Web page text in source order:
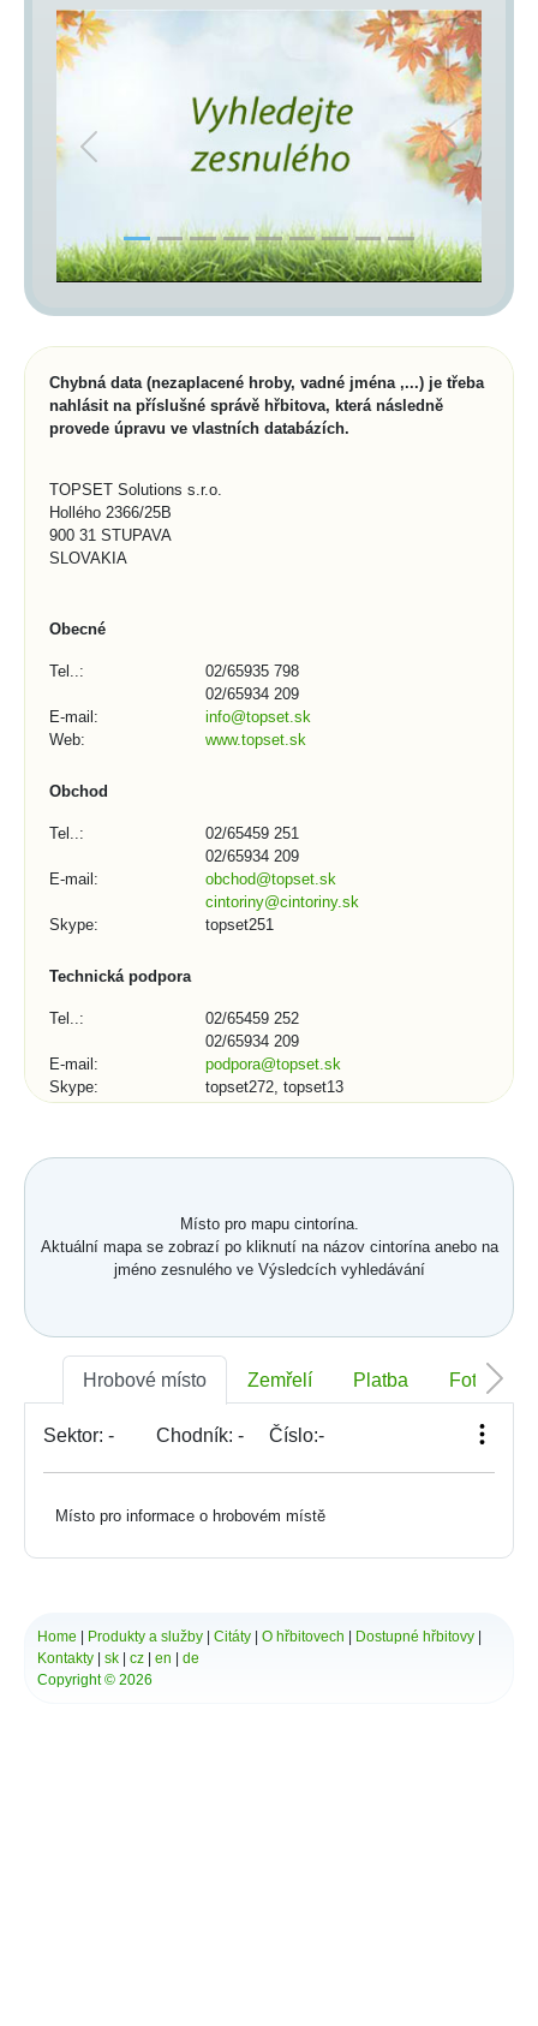
Previous Next
Chybná data (nezaplacené hroby, vadné jména ,...) je třeba
nahlásit na příslušné správě hřbitova, která následně
provede úpravu ve vlastních databázích.
TOPSET Solutions s.r.o.
Hollého 2366/25B
900 31 STUPAVA
SLOVAKIA
Obecné
Tel..:
02/65935 798
02/65934 209
E-mail:
info@topset.sk
Web:
www.topset.sk
Obchod
Tel..:
02/65459 251
02/65934 209
E-mail:
obchod@topset.sk
cintoriny@cintoriny.sk
Skype:
topset251
Technická podpora
Tel..:
02/65459 252
02/65934 209
E-mail:
podpora@topset.sk
Skype:
topset272, topset13
*E-mail:
Vaše zpráva:
Místo pro mapu cintorína.
Aktuální mapa se zobrazí po kliknutí na názov cintorína anebo na
jméno zesnulého ve Výsledcích vyhledávání
Hrobové místo Zemřelí Platba Foto
Sektor: - Chodník: - Číslo:-
Místo pro informace o hrobovém místě
Home Produkty a služby Citáty O hřbitovech Dostupné hřbitovy
Kontakty
sk cz en
de
Copyright © 2026